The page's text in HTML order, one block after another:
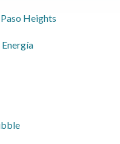
Heights